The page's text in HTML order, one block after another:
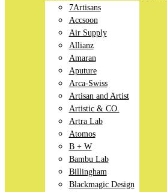
7Artisans
Accsoon
Air Supply
Allianz
Amaran
Aputure
Arca-Swiss
Artisan and Artist
Artistic & CO.
Artra Lab
Atomos
B + W
Bambu Lab
Billingham
Blackmagic Design